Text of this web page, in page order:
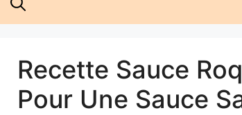
Recette Sauce
Pour Une Sauce